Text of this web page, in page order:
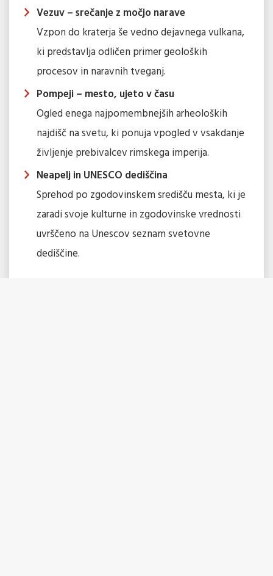
Vezuv – srečanje z močjo narave
Vzpon do kraterja še vedno dejavnega vulkana,
ki predstavlja odličen primer geoloških
procesov in naravnih tveganj.
Pompeji – mesto, ujeto v času
Ogled enega najpomembnejših arheoloških
najdišč na svetu, ki ponuja vpogled v vsakdanje
življenje prebivalcev rimskega imperija.
Neapelj in UNESCO dediščina
Sprehod po zgodovinskem središču mesta, ki je
zaradi svoje kulturne in zgodovinske vrednosti
uvrščeno na Unescov seznam svetovne
dediščine.